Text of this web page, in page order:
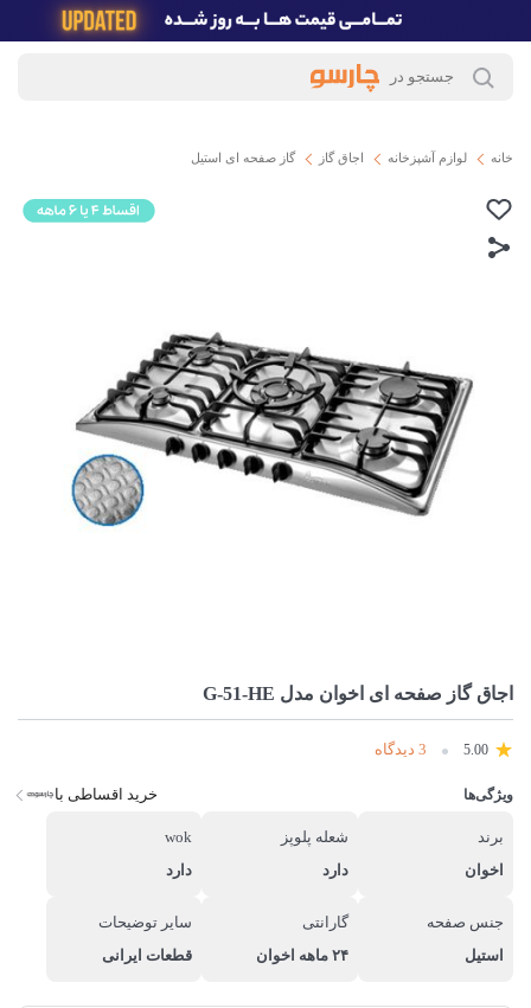
خانه لوازم آشپزخانه اجاق گاز گاز صفحه ای استیل
اجاق گاز صفحه ای اخوان مدل G-51-HE
5.00 3 دیدگاه
ویژگی‌ها خرید اقساطی با
برند
اخوان
شعله پلوپز
دارد
wok
دارد
جنس صفحه
استیل
گارانتی
۲۴ ماهه اخوان
سایر توضیحات
قطعات ایرانی